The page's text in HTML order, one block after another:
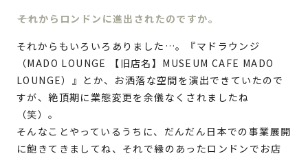
それからロンドンに進出されたのですか。
それからもいろいろありました…。『マドラウンジ
（MADO LOUNGE 【旧店名】MUSEUM CAFE MADO
LOUNGE）』とか、お洒落な空間を演出できていたので
すが、絶頂期に業態変更を余儀なくされましたね
（笑）。
そんなことやっているうちに、だんだん日本での事業展開
に飽きてきましてね、それで縁のあったロンドンでお店